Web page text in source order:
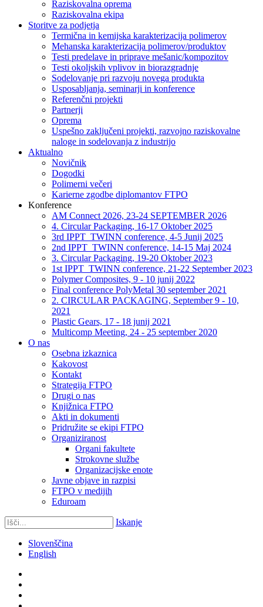
Raziskovalna oprema
Raziskovalna ekipa
Storitve za podjetja
Termična in kemijska karakterizacija polimerov
Mehanska karakterizacija polimerov/produktov
Testi predelave in priprave mešanic/kompozitov
Testi okoljskih vplivov in biorazgradnje
Sodelovanje pri razvoju novega produkta
Usposabljanja, seminarji in konference
Referenčni projekti
Partnerji
Oprema
Uspešno zaključeni projekti, razvojno raziskovalne
naloge in sodelovanja z industrijo
Aktualno
Novičnik
Dogodki
Polimerni večeri
Karierne zgodbe diplomantov FTPO
Konference
AM Connect 2026, 23-24 SEPTEMBER 2026
4. Circular Packaging, 16-17 Oktober 2025
3rd IPPT_TWINN conference, 4-5 Junij 2025
2nd IPPT_TWINN conference, 14-15 Maj 2024
3. Circular Packaging, 19-20 Oktober 2023
1st IPPT_TWINN conference, 21-22 September 2023
Polymer Composites, 9 - 10 junij 2022
Final conference PolyMetal 30 september 2021
2. CIRCULAR PACKAGING, September 9 - 10,
2021
Plastic Gears, 17 - 18 junij 2021
Multicomp Meeting, 24 - 25 september 2020
O nas
Osebna izkaznica
Kakovost
Kontakt
Strategija FTPO
Drugi o nas
Knjižnica FTPO
Akti in dokumenti
Pridružite se ekipi FTPO
Organiziranost
Organi fakultete
Strokovne službe
Organizacijske enote
Javne objave in razpisi
FTPO v medijih
Eduroam
Iskanje
Slovenščina
English